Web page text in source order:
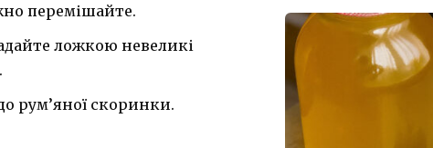
перемішайте.
ложкою невеликі
рум’яної скоринки.